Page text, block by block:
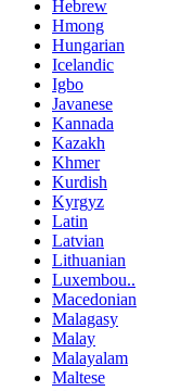
Hebrew
Hmong
Hungarian
Icelandic
Igbo
Javanese
Kannada
Kazakh
Khmer
Kurdish
Kyrgyz
Latin
Latvian
Lithuanian
Luxembou..
Macedonian
Malagasy
Malay
Malayalam
Maltese